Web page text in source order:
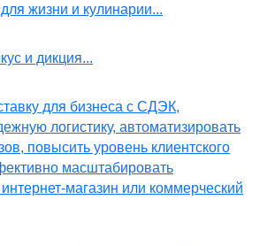
жизни и кулинарии...
и дикция...
для бизнеса с СДЭК,
логистику, автоматизировать
повысить уровень клиентского
масштабировать
магазин или коммерческий